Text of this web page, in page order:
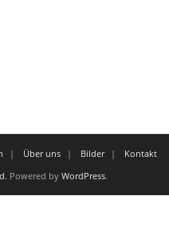
Über uns Bilder
Kontakt
. Powered by WordPress.